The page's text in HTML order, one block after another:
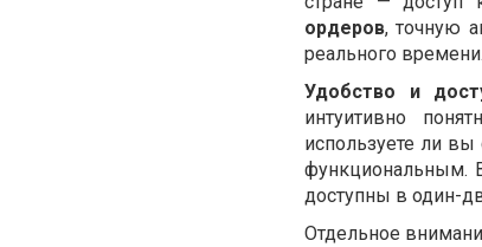
ордеров, точную
реального времени.
Удобство и
интуитивно
используете ли
функциональным.
доступны в один-
Отдельное